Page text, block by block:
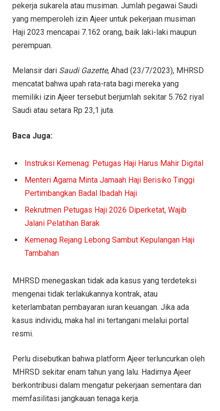
pekerja sukarela atau musiman. Jumlah pegawai Saudi
yang memperoleh izin Ajeer untuk pekerjaan musiman
Haji 2023 mencapai 7.162 orang, baik laki-laki maupun
perempuan.
Melansir dari Saudi Gazette, Ahad (23/7/2023), MHRSD
mencatat bahwa upah rata-rata bagi mereka yang
memiliki izin Ajeer tersebut berjumlah sekitar 5.762 riyal
Saudi atau setara Rp 23,1 juta.
Baca Juga:
Instruksi Kemenag: Petugas Haji Harus Mahir Digital
Menteri Agama Minta Jamaah Haji Berisiko Tinggi
Pertimbangkan Badal Ibadah Haji
Rekrutmen Petugas Haji 2026 Diperketat, Wajib
Jalani Pelatihan Barak
Kemenag Rejang Lebong Sambut Kepulangan Haji
Tambahan
MHRSD menegaskan tidak ada kasus yang terdeteksi
mengenai tidak terlakukannya kontrak, atau
keterlambatan pembayaran iuran keuangan. Jika ada
kasus individu, maka hal ini tertangani melalui portal
resmi.
Perlu disebutkan bahwa platform Ajeer terluncurkan oleh
MHRSD sekitar enam tahun yang lalu. Hadirnya Ajeer
berkontribusi dalam mengatur pekerjaan sementara dan
memfasilitasi jangkauan tenaga kerja.